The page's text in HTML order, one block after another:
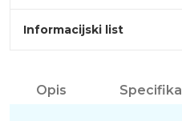
Informacijski list
Opis